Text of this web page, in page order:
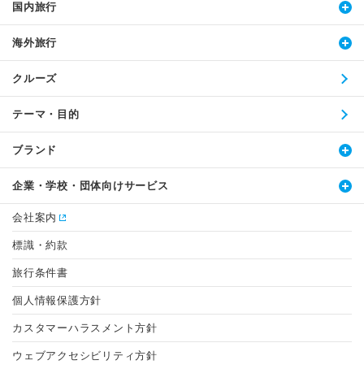
国内旅行
海外旅行
クルーズ
テーマ・目的
ブランド
企業・学校・団体向けサービス
会社案内
標識・約款
旅行条件書
個人情報保護方針
カスタマーハラスメント方針
ウェブアクセシビリティ方針